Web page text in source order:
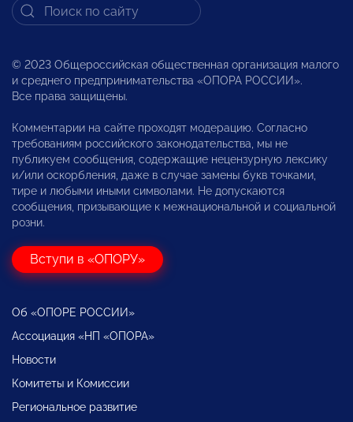
© 2023 Общероссийская общественная организация малого
и среднего предпринимательства «ОПОРА РОССИИ».
Все права защищены.
Комментарии на сайте проходят модерацию. Согласно
требованиям российского законодательства, мы не
публикуем сообщения, содержащие нецензурную лексику
и/или оскорбления, даже в случае замены букв точками,
тире и любыми иными символами. Не допускаются
сообщения, призывающие к межнациональной и социальной
розни.
Вступи в «ОПОРУ»
Об «ОПОРЕ РОССИИ»
Ассоциация «НП «ОПОРА»
Новости
Комитеты и Комиссии
Региональное развитие